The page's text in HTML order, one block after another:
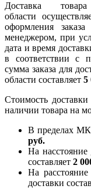
Доставка
области
оформления
менеджером, при
дата и время
в соответствии с
сумма заказа для
области составляет 5
Стоимость
наличии товара на
В пределах
руб.
На
составляет 2
На
доставки